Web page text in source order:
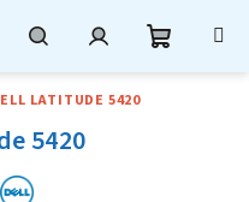
LATITUDE 5420
5420